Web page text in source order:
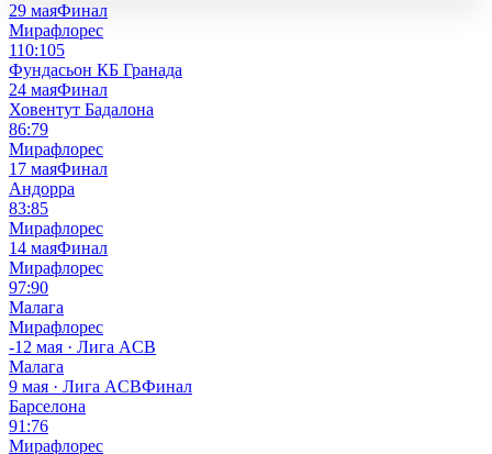
29 маяФинал
Мирафлорес
110:105
Фундасьон КБ Гранада
24 маяФинал
Ховентут Бадалона
86:79
Мирафлорес
17 маяФинал
Андорра
83:85
Мирафлорес
14 маяФинал
Мирафлорес
97:90
Малага
Мирафлорес
-12 мая · Лига ACB
Малага
9 мая · Лига ACBФинал
Барселона
91:76
Мирафлорес